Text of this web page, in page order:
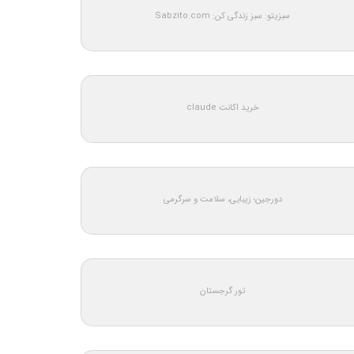
سبزیتو: سبز زندگی کن: Sabzito.com
خرید اکانت claude
دورجین؛ زیبایی، سلامت و سرگرمی
تور گرجستان